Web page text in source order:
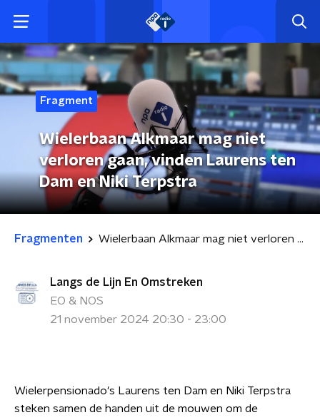
Fragment
Wielerbaan Alkmaar mag niet
verloren gaan, vinden Laurens ten
Dam en Niki Terpstra
Fragmenten Wielerbaan Alkmaar mag niet verloren gaan, vinden Laurens ten Dam en Niki Terpstra
Langs de Lijn En Omstreken
EO & NOS
21 november 2024 20:30 - 23:00
Wielerpensionado's Laurens ten Dam en Niki Terpstra
steken samen de handen uit de mouwen om de